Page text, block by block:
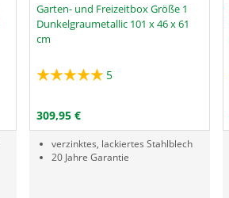
Garten- und Freizeitbox Größe 1
Dunkelgraumetallic 101 x 46 x 61
cm
5
309,95 €
verzinktes, lackiertes Stahlblech
20 Jahre Garantie